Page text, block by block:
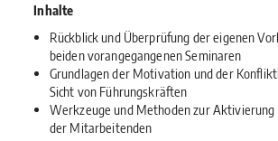
Inhalte
Rückblick und Überprüfung der eigenen
beiden vorangegangenen Seminaren
Grundlagen der Motivation und der
Sicht von Führungskräften
Werkzeuge und Methoden zur Aktivierung
der Mitarbeitenden